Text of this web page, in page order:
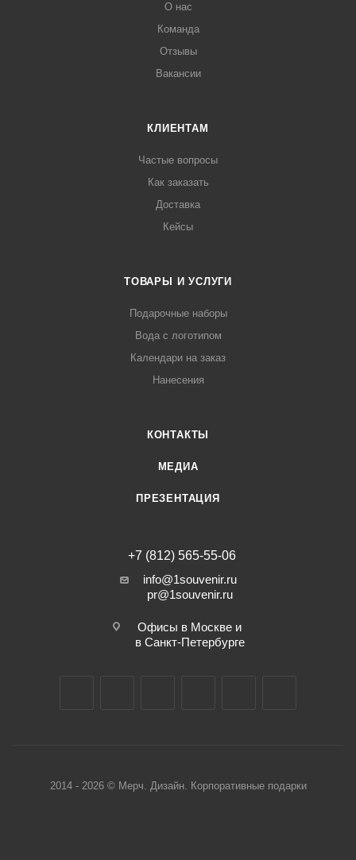
О нас
Команда
Отзывы
Вакансии
КЛИЕНТАМ
Частые вопросы
Как заказать
Доставка
Кейсы
ТОВАРЫ И УСЛУГИ
Подарочные наборы
Вода с логотипом
Календари на заказ
Нанесения
КОНТАКТЫ
МЕДИА
ПРЕЗЕНТАЦИЯ
+7 (812) 565-55-06
info@1souvenir.ru
pr@1souvenir.ru
Офисы в Москве и
в Санкт-Петербурге
2014 - 2026 © Мерч. Дизайн. Корпоративные подарки